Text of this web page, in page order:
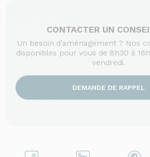
CONTACTER UN
Un besoin d'aménagement ? Nos
disponibles pour vous de 8h30 à
vendredi.
DEMANDE DE RAPPEL